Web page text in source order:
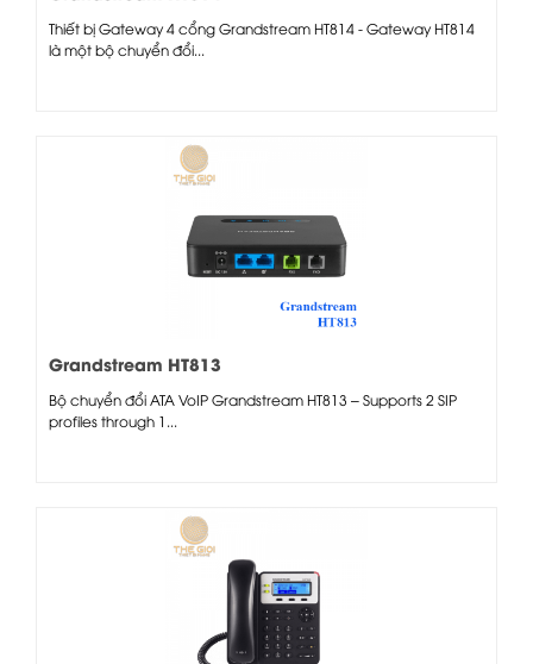
Thiết bị Gateway 4 cổng Grandstream HT814 - ​Gateway HT814
là một bộ chuyển đổi...
Grandstream HT813
Bộ chuyển đổi ATA VoIP Grandstream HT813 – Supports 2 SIP
profiles through 1...